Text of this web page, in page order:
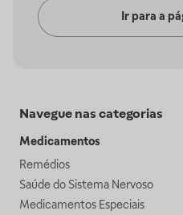
Ir para a
Navegue nas categorias
Medicamentos
Remédios
Saúde do Sistema Nervoso
Medicamentos Especiais